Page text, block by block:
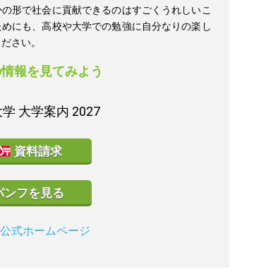
形で社会に貢献できるのはすごくうれしいこ
にも、高校や大学での勉強に自分なりの楽し
さい。
報を見てみよう
大学案内 2027
資料請求
ンフを見る
式ホームページ